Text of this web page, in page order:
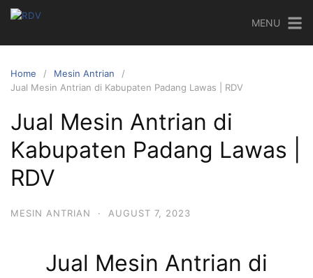
MENU
Home
Mesin Antrian
Jual Mesin Antrian di Kabupaten Padang Lawas | RDV
Jual Mesin Antrian di
Kabupaten Padang Lawas |
RDV
MESIN ANTRIAN · AUGUST 7, 2023
Jual Mesin Antrian di